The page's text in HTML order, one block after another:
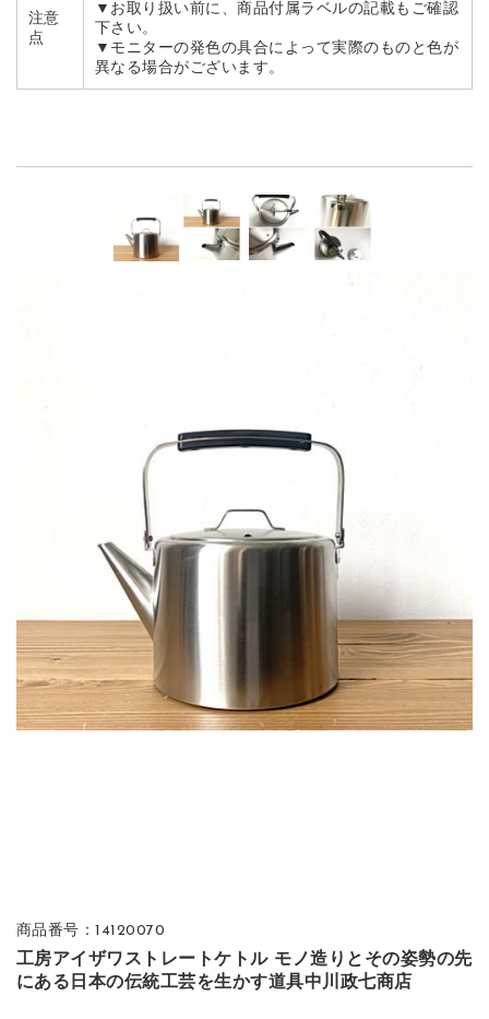
注意
点
▼お取り扱い前に、商品付属ラベルの記載もご確認
下さい。
▼モニターの発色の具合によって実際のものと色が
異なる場合がございます。
商品番号：14120070
工房アイザワストレートケトル モノ造りとその姿勢の先
にある日本の伝統工芸を生かす道具中川政七商店